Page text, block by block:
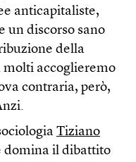
anticapitaliste,
un discorso sano
della
molti accoglieremo
contraria, però,
Tiziano
domina il dibattito